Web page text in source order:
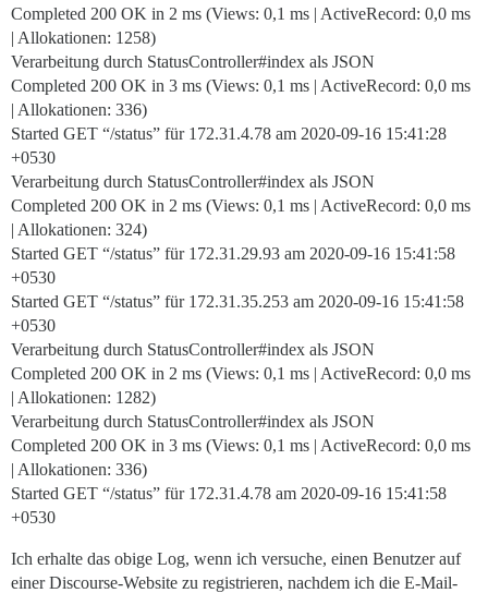
Completed 200 OK in 2 ms (Views: 0,1 ms | ActiveRecord: 0,0 ms
| Allokationen: 1258)
Verarbeitung durch StatusController#index als JSON
Completed 200 OK in 3 ms (Views: 0,1 ms | ActiveRecord: 0,0 ms
| Allokationen: 336)
Started GET “/status” für 172.31.4.78 am 2020-09-16 15:41:28
+0530
Verarbeitung durch StatusController#index als JSON
Completed 200 OK in 2 ms (Views: 0,1 ms | ActiveRecord: 0,0 ms
| Allokationen: 324)
Started GET “/status” für 172.31.29.93 am 2020-09-16 15:41:58
+0530
Started GET “/status” für 172.31.35.253 am 2020-09-16 15:41:58
+0530
Verarbeitung durch StatusController#index als JSON
Completed 200 OK in 2 ms (Views: 0,1 ms | ActiveRecord: 0,0 ms
| Allokationen: 1282)
Verarbeitung durch StatusController#index als JSON
Completed 200 OK in 3 ms (Views: 0,1 ms | ActiveRecord: 0,0 ms
| Allokationen: 336)
Started GET “/status” für 172.31.4.78 am 2020-09-16 15:41:58
+0530
Ich erhalte das obige Log, wenn ich versuche, einen Benutzer auf
einer Discourse-Website zu registrieren, nachdem ich die E-Mail-